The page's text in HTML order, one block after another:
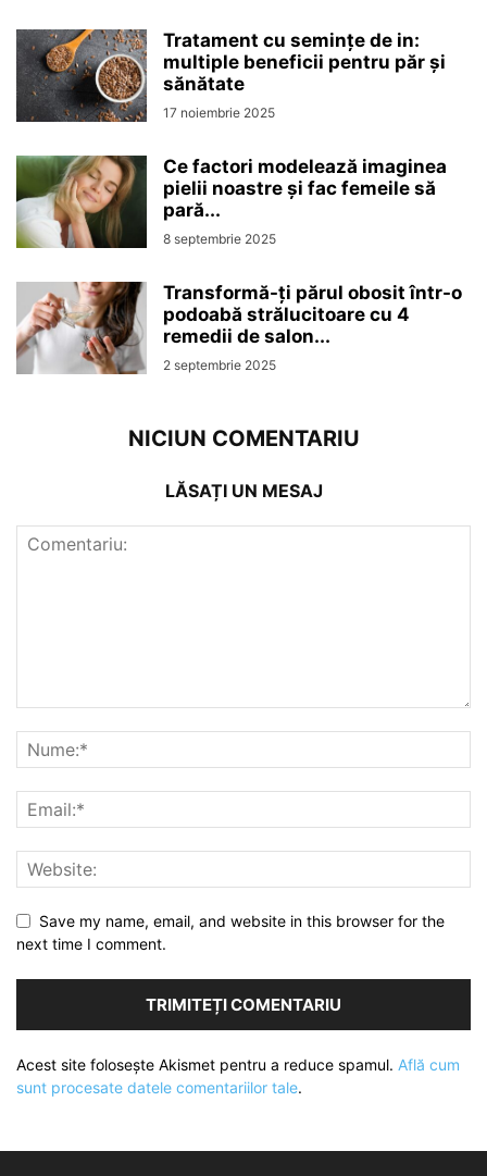
Tratament cu semințe de in:
multiple beneficii pentru păr și
sănătate
17 noiembrie 2025
Ce factori modelează imaginea
pielii noastre și fac femeile să
pară...
8 septembrie 2025
Transformă-ți părul obosit într-o
podoabă strălucitoare cu 4
remedii de salon...
2 septembrie 2025
NICIUN COMENTARIU
LĂSAȚI UN MESAJ
Save my name, email, and website in this browser for the
next time I comment.
Acest site folosește Akismet pentru a reduce spamul. Află cum
sunt procesate datele comentariilor tale.